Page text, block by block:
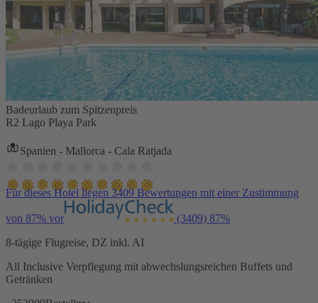
Badeurlaub zum Spitzenpreis
R2 Lago Playa Park
Spanien - Mallorca - Cala Ratjada
Für dieses Hotel liegen 3409 Bewertungen mit einer Zustimmung
von 87% vor (3409) 87%
8-tägige Flugreise, DZ inkl. AI
All Inclusive Verpflegung mit abwechslungsreichen Buffets und
Getränken